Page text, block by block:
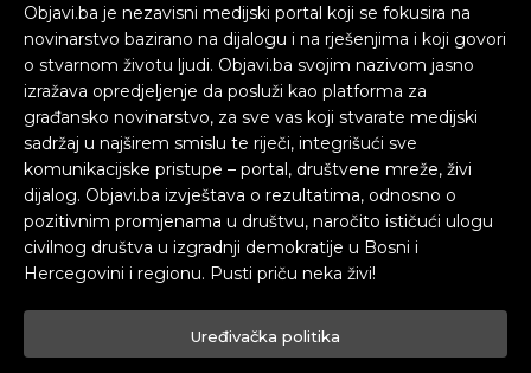
Objavi.ba je nezavisni medijski portal koji se fokusira na
novinarstvo bazirano na dijalogu i na rješenjima i koji govori
o stvarnom životu ljudi. Objavi.ba svojim nazivom jasno
izražava opredjeljenje da posluži kao platforma za
građansko novinarstvo, za sve vas koji stvarate medijski
sadržaj u najširem smislu te riječi, integrišući sve
komunikacijske pristupe – portal, društvene mreže, živi
dijalog. Objavi.ba izvještava o rezultatima, odnosno o
pozitivnim promjenama u društvu, naročito ističući ulogu
civilnog društva u izgradnji demokratije u Bosni i
Hercegovini i regionu. Pusti priču neka živi!
Uređivačka politika